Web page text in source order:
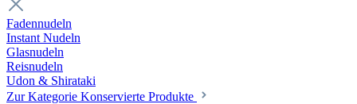
Fadennudeln
Instant Nudeln
Glasnudeln
Reisnudeln
Udon & Shirataki
Zur Kategorie Konservierte Produkte